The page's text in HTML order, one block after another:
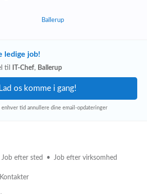
Ballerup
ledige job!
til IT-Chef, Ballerup
tid annullere dine email-opdateringer
Job efter sted Job efter virksomhed
Kontakter